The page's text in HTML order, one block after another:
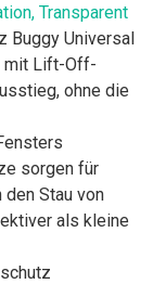
Transparent
Buggy Universal
mit Lift-Off-
ohne die
sorgen für
Stau von
als kleine